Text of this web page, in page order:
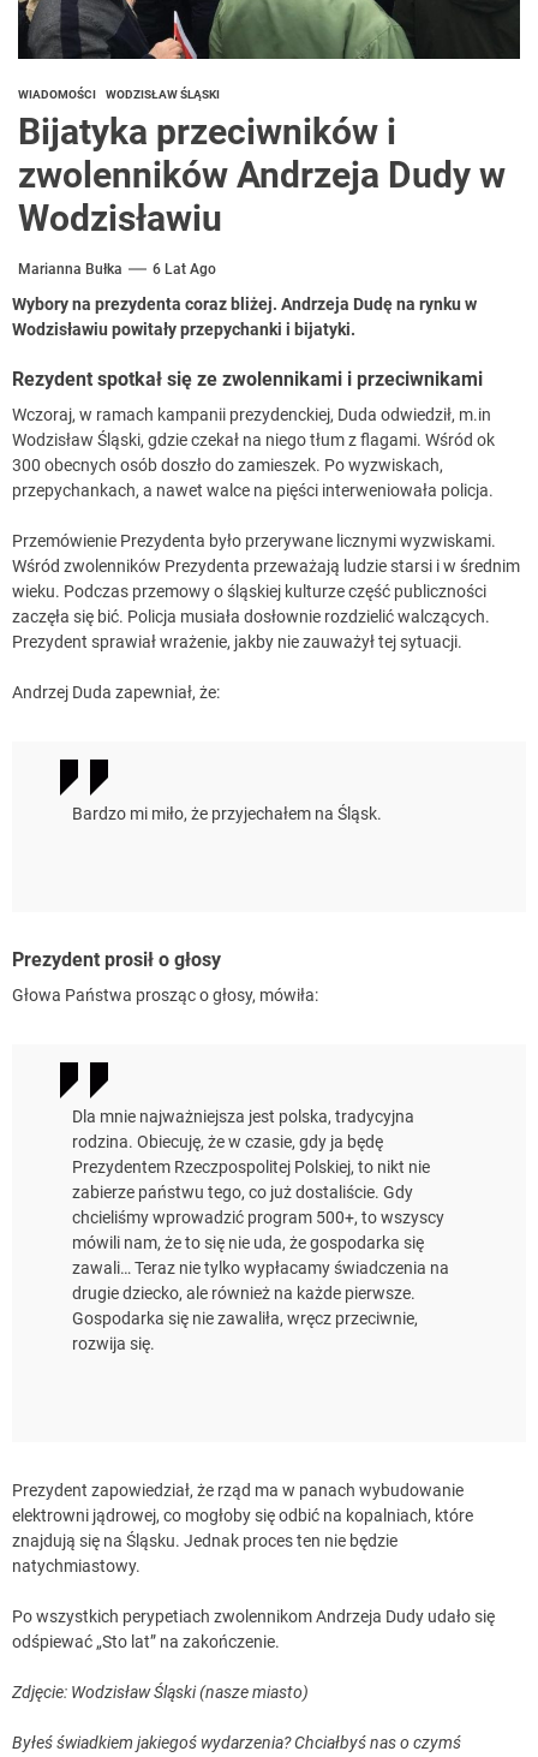
WIADOMOŚCI WODZISŁAW ŚLĄSKI
Bijatyka przeciwników i
zwolenników Andrzeja Dudy w
Wodzisławiu
Marianna Bułka 6 Lat Ago
Wybory na prezydenta coraz bliżej. Andrzeja Dudę na rynku w
Wodzisławiu powitały przepychanki i bijatyki.
Rezydent spotkał się ze zwolennikami i przeciwnikami
Wczoraj, w ramach kampanii prezydenckiej, Duda odwiedził, m.in
Wodzisław Śląski, gdzie czekał na niego tłum z flagami. Wśród ok
300 obecnych osób doszło do zamieszek. Po wyzwiskach,
przepychankach, a nawet walce na pięści interweniowała policja.
Przemówienie Prezydenta było przerywane licznymi wyzwiskami.
Wśród zwolenników Prezydenta przeważają ludzie starsi i w średnim
wieku. Podczas przemowy o śląskiej kulturze część publiczności
zaczęła się bić. Policja musiała dosłownie rozdzielić walczących.
Prezydent sprawiał wrażenie, jakby nie zauważył tej sytuacji.
Andrzej Duda zapewniał, że:
Bardzo mi miło, że przyjechałem na Śląsk.
Prezydent prosił o głosy
Głowa Państwa prosząc o głosy, mówiła:
Dla mnie najważniejsza jest polska, tradycyjna
rodzina. Obiecuję, że w czasie, gdy ja będę
Prezydentem Rzeczpospolitej Polskiej, to nikt nie
zabierze państwu tego, co już dostaliście. Gdy
chcieliśmy wprowadzić program 500+, to wszyscy
mówili nam, że to się nie uda, że gospodarka się
zawali… Teraz nie tylko wypłacamy świadczenia na
drugie dziecko, ale również na każde pierwsze.
Gospodarka się nie zawaliła, wręcz przeciwnie,
rozwija się.
Prezydent zapowiedział, że rząd ma w panach wybudowanie
elektrowni jądrowej, co mogłoby się odbić na kopalniach, które
znajdują się na Śląsku. Jednak proces ten nie będzie
natychmiastowy.
Po wszystkich perypetiach zwolennikom Andrzeja Dudy udało się
odśpiewać „Sto lat” na zakończenie.
Zdjęcie: Wodzisław Śląski (nasze miasto)
Byłeś świadkiem jakiegoś wydarzenia? Chciałbyś nas o czymś